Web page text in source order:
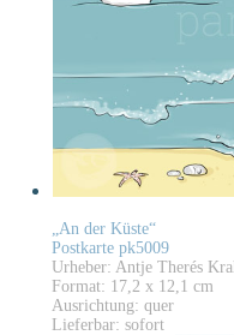
„An der Küste“
Postkarte pk5009
Urheber: Antje Therés Kral
Format: 17,2 x 12,1 cm
Ausrichtung: quer
Lieferbar: sofort